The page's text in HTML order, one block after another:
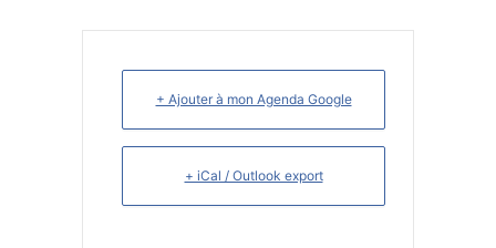
+ Ajouter à mon Agenda Google
+ iCal / Outlook export